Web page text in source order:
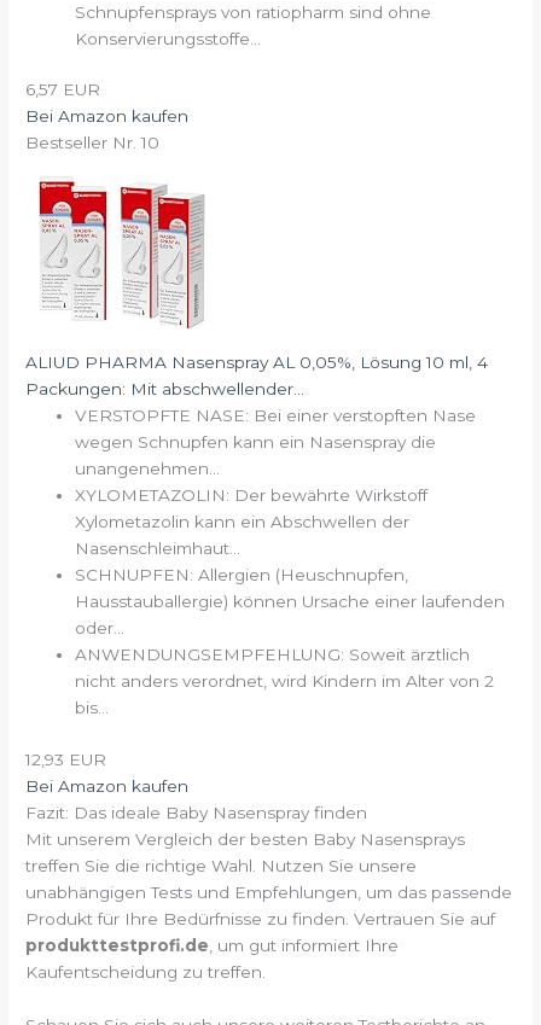
Schnupfensprays von ratiopharm sind ohne
Konservierungsstoffe...
6,57 EUR
Bei Amazon kaufen
Bestseller Nr. 10
ALIUD PHARMA Nasenspray AL 0,05%, Lösung 10 ml, 4
Packungen: Mit abschwellender...
VERSTOPFTE NASE: Bei einer verstopften Nase
wegen Schnupfen kann ein Nasenspray die
unangenehmen...
XYLOMETAZOLIN: Der bewährte Wirkstoff
Xylometazolin kann ein Abschwellen der
Nasenschleimhaut...
SCHNUPFEN: Allergien (Heuschnupfen,
Hausstauballergie) können Ursache einer laufenden
oder...
ANWENDUNGSEMPFEHLUNG: Soweit ärztlich
nicht anders verordnet, wird Kindern im Alter von 2
bis...
12,93 EUR
Bei Amazon kaufen
Fazit: Das ideale Baby Nasenspray finden
Mit unserem Vergleich der besten Baby Nasensprays
treffen Sie die richtige Wahl. Nutzen Sie unsere
unabhängigen Tests und Empfehlungen, um das passende
Produkt für Ihre Bedürfnisse zu finden. Vertrauen Sie auf
produkttestprofi.de , um gut informiert Ihre
Kaufentscheidung zu treffen.